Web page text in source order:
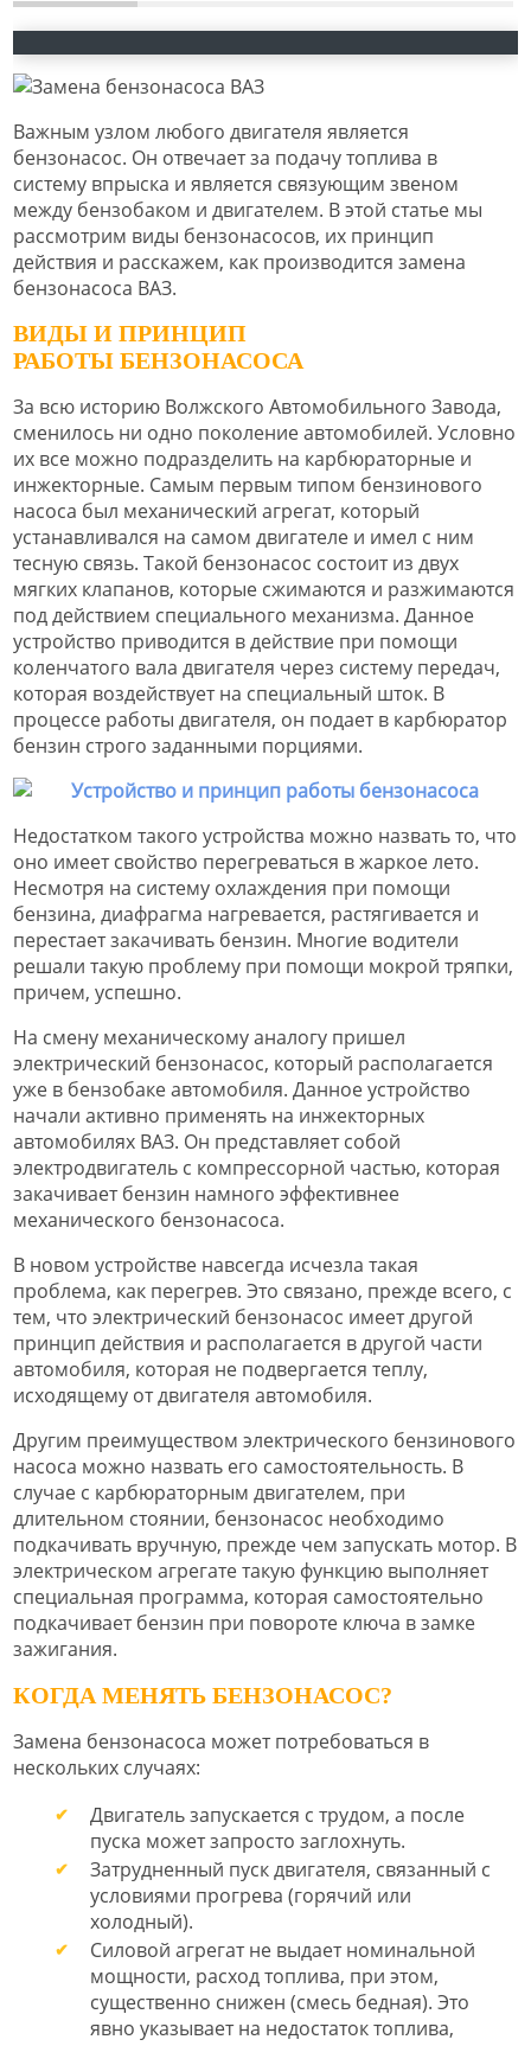
Важным узлом любого двигателя является
бензонасос. Он отвечает за подачу топлива в
систему впрыска и является связующим звеном
между бензобаком и двигателем. В этой статье мы
рассмотрим виды бензонасосов, их принцип
действия и расскажем, как производится замена
бензонасоса ВАЗ.
ВИДЫ И ПРИНЦИП
РАБОТЫ БЕНЗОНАСОСА
За всю историю Волжского Автомобильного Завода,
сменилось ни одно поколение автомобилей. Условно
их все можно подразделить на карбюраторные и
инжекторные. Самым первым типом бензинового
насоса был механический агрегат, который
устанавливался на самом двигателе и имел с ним
тесную связь. Такой бензонасос состоит из двух
мягких клапанов, которые сжимаются и разжимаются
под действием специального механизма. Данное
устройство приводится в действие при помощи
коленчатого вала двигателя через систему передач,
которая воздействует на специальный шток. В
процессе работы двигателя, он подает в карбюратор
бензин строго заданными порциями.
Недостатком такого устройства можно назвать то, что
оно имеет свойство перегреваться в жаркое лето.
Несмотря на систему охлаждения при помощи
бензина, диафрагма нагревается, растягивается и
перестает закачивать бензин. Многие водители
решали такую проблему при помощи мокрой тряпки,
причем, успешно.
На смену механическому аналогу пришел
электрический бензонасос, который располагается
уже в бензобаке автомобиля. Данное устройство
начали активно применять на инжекторных
автомобилях ВАЗ. Он представляет собой
электродвигатель с компрессорной частью, которая
закачивает бензин намного эффективнее
механического бензонасоса.
В новом устройстве навсегда исчезла такая
проблема, как перегрев. Это связано, прежде всего, с
тем, что электрический бензонасос имеет другой
принцип действия и располагается в другой части
автомобиля, которая не подвергается теплу,
исходящему от двигателя автомобиля.
Другим преимуществом электрического бензинового
насоса можно назвать его самостоятельность. В
случае с карбюраторным двигателем, при
длительном стоянии, бензонасос необходимо
подкачивать вручную, прежде чем запускать мотор. В
электрическом агрегате такую функцию выполняет
специальная программа, которая самостоятельно
подкачивает бензин при повороте ключа в замке
зажигания.
КОГДА МЕНЯТЬ БЕНЗОНАСОС?
Замена бензонасоса может потребоваться в
нескольких случаях:
Двигатель запускается с трудом, а после
пуска может запросто заглохнуть.
Затрудненный пуск двигателя, связанный с
условиями прогрева (горячий или
холодный).
Силовой агрегат не выдает номинальной
мощности, расход топлива, при этом,
существенно снижен (смесь бедная). Это
явно указывает на недостаток топлива,